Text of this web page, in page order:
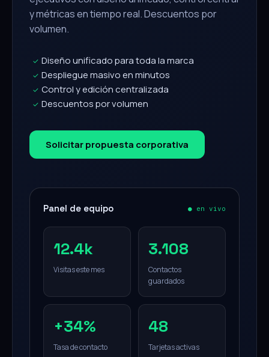
y métricas en tiempo real. Descuentos por
volumen.
✓ Diseño unificado para toda la marca
✓ Despliegue masivo en minutos
✓ Control y edición centralizada
✓ Descuentos por volumen
Solicitar propuesta corporativa
Panel de equipo ● en vivo
12.4k
Visitas este mes
3.108
Contactos
guardados
+34%
Tasa de contacto
48
Tarjetas activas